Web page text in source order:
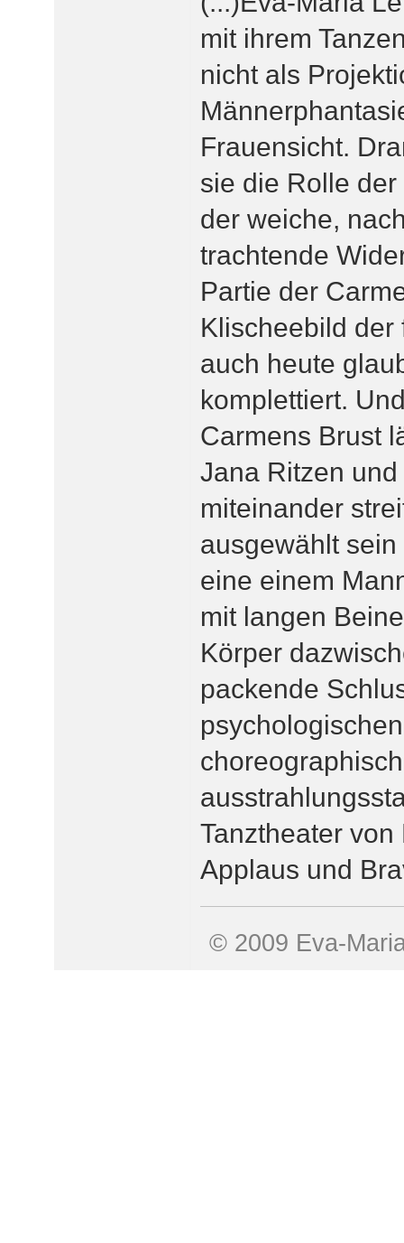
mit ihrem
nicht als
Frauensicht.
sie die Rolle
der weiche,
trachtende
Partie der
Klischeebild der
auch heute
komplettiert.
Carmens Brust
Jana Ritzen
miteinander
ausgewählt
eine einem
mit langen
Körper
packende
Tanztheater
Applaus und
© 2009 Eva-